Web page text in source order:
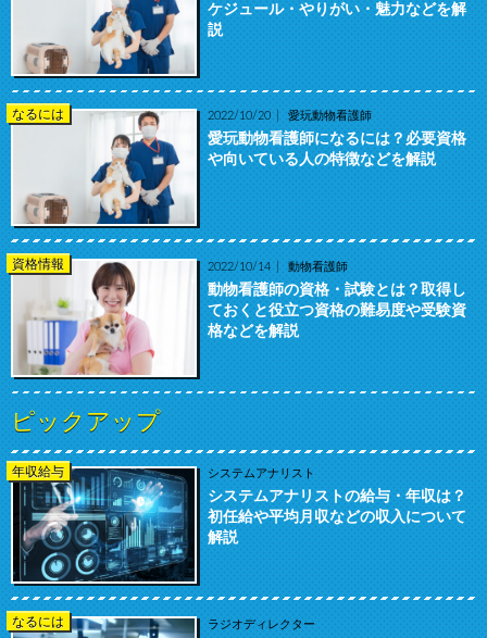
ケジュール・やりがい・魅力などを解
説
なるには 2022/10/20 愛玩動物看護師
愛玩動物看護師になるには？必要資格
や向いている人の特徴などを解説
資格情報 2022/10/14 動物看護師
動物看護師の資格・試験とは？取得し
ておくと役立つ資格の難易度や受験資
格などを解説
ピックアップ
年収給与 システムアナリスト
システムアナリストの給与・年収は？
初任給や平均月収などの収入について
解説
なるには ラジオディレクター